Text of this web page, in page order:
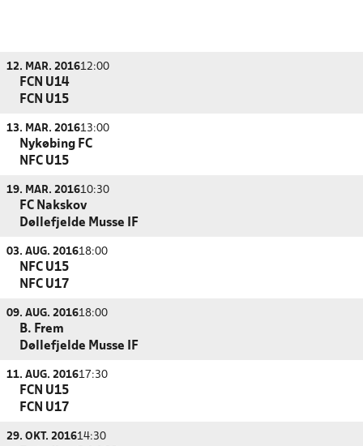
12. MAR. 201612:00
FCN U14
FCN U15
13. MAR. 201613:00
Nykøbing FC
NFC U15
19. MAR. 201610:30
FC Nakskov
Døllefjelde Musse IF
03. AUG. 201618:00
NFC U15
NFC U17
09. AUG. 201618:00
B. Frem
Døllefjelde Musse IF
11. AUG. 201617:30
FCN U15
FCN U17
29. OKT. 201614:30